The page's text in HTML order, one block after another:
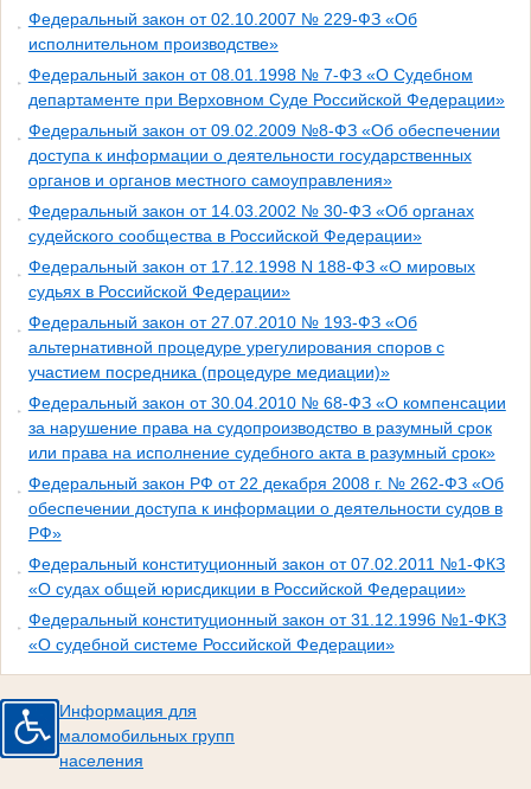
Федеральный закон от 02.10.2007 № 229-ФЗ «Об
исполнительном производстве»
Федеральный закон от 08.01.1998 № 7-ФЗ «О Судебном
департаменте при Верховном Суде Российской Федерации»
Федеральный закон от 09.02.2009 №8-ФЗ «Об обеспечении
доступа к информации о деятельности государственных
органов и органов местного самоуправления»
Федеральный закон от 14.03.2002 № 30-ФЗ «Об органах
судейского сообщества в Российской Федерации»
Федеральный закон от 17.12.1998 N 188-ФЗ «О мировых
судьях в Российской Федерации»
Федеральный закон от 27.07.2010 № 193-ФЗ «Об
альтернативной процедуре урегулирования споров с
участием посредника (процедуре медиации)»
Федеральный закон от 30.04.2010 № 68-ФЗ «О компенсации
за нарушение права на судопроизводство в разумный срок
или права на исполнение судебного акта в разумный срок»
Федеральный закон РФ от 22 декабря 2008 г. № 262-ФЗ «Об
обеспечении доступа к информации о деятельности судов в
РФ»
Федеральный конституционный закон от 07.02.2011 №1-ФКЗ
«О судах общей юрисдикции в Российской Федерации»
Федеральный конституционный закон от 31.12.1996 №1-ФКЗ
«О судебной системе Российской Федерации»
Информация для
маломобильных групп
населения